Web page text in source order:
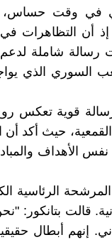
في وقت
إذ أن
رسالة شاملة
السوري الذي
قوية تعكس
حيث أكد أن
الأهداف
الرئاسية
قالت بتانكور:
إنهم أبطال